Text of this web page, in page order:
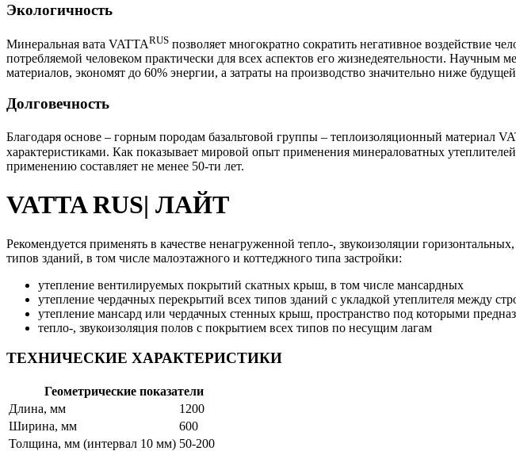
Экологичность
Минеральная вата VATTARUS позволяет многократно сократить негативное воздействие
потребляемой человеком практически для всех аспектов его жизнедеятельности.
материалов, экономят до 60% энергии, а затраты на производство значительно ниже
Долговечность
Благодаря основе – горным породам базальтовой группы – теплоизоляционный материал
характеристиками. Как показывает мировой опыт применения минераловатных
применению составляет не менее 50-ти лет.
VATTARUS| ЛАЙТ
Рекомендуется применять в качестве ненагруженной тепло-, звукоизоляции
типов зданий, в том числе малоэтажного и коттеджного типа застройки:
утепление вентилируемых покрытий скатных крыш, в том числе мансардных
утепление чердачных перекрытий всех типов зданий с укладкой утеплителя между
утепление мансард или чердачных стенных крыш, пространство под которыми
тепло-, звукоизоляция полов с покрытием всех типов по несущим лагам
ТЕХНИЧЕСКИЕ ХАРАКТЕРИСТИКИ
Геометрические показатели
Длина, мм
1200
Ширина, мм
600
Толщина, мм (интервал 10 мм) 50-200